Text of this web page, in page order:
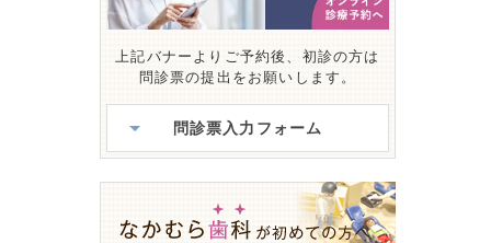
上記バナーよりご予約後、初診の方は
問診票の提出をお願いします。
問診票入力フォーム